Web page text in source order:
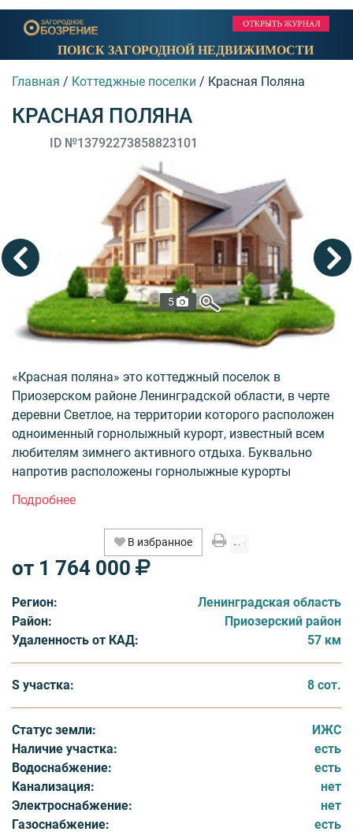
ПОИСК ЗАГОРОДНОЙ НЕДВИЖИМОСТИ
Главная / Коттеджные поселки / Красная Поляна
КРАСНАЯ ПОЛЯНА
ID №13792273858823101
5
«Красная поляна» это коттеджный поселок в
Приозерском районе Ленинградской области, в черте
деревни Светлое, на территории которого расположен
одноименный горнолыжный курорт, известный всем
любителям зимнего активного отдыха. Буквально
напротив расположены горнолыжные курорты
метров от границ поселка, находится озеро Красное,
охраняемый природный объект.
В коттеджном поселке 50 земельных участков в
участков от 8 до 13 соток, стоимость от 1 764 000 до 2
793 000 рублей. Все домовладения будут обеспечены
газоснабжение, электроснабжение, локальной
канализацией, водопровод от артезианской скважины.
Территория коттеджного комплексом будет
набивные, шириной 9-15 метров, с тротуарами и
освещением.
Инфраструктура представлена кафе, магазинами и
ресторанами на территории горнолыжный центр
Коробицыно, который находится в шаговой
В избранное
от 1 764 000
Регион:
Ленинградская область
Район:
Приозерский район
Удаленность от КАД:
57 км
S участка: 8 сот.
Статус земли:
ИЖС
Наличие участка:
есть
Водоснабжение:
есть
Канализация:
нет
Электроснабжение:
нет
Газоснабжение:
есть